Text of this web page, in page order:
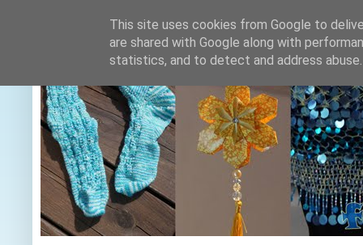
This site uses cookies from Google to
are shared with Google along with
statistics, and to detect and address abuse.